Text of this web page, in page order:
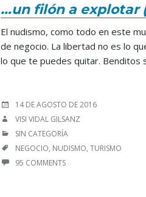
…un filón a explotar
El nudismo, como todo en este
de negocio. La libertad no es lo
lo que te puedes quitar. Benditos
POSTED
14 DE AGOSTO DE 2016
AUTHOR
VISI VIDAL GILSANZ
CATEGORIES
SIN CATEGORÍA
TAGS
NEGOCIO, NUDISMO, TURISMO
95 COMMENTS